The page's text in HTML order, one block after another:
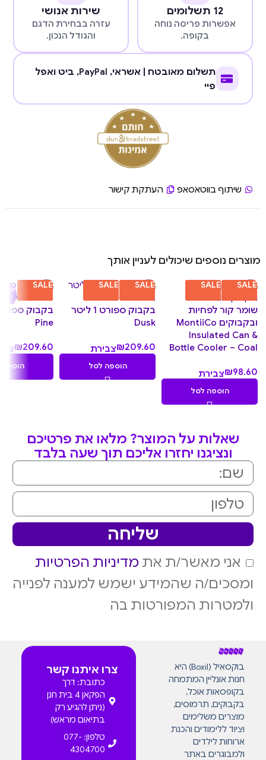
12 תשלומים
אפשרות פריסה נוחה
בקופה.
שירות אנושי
עזרה בבחירת הדגם
והגודל הנכון.
תשלום מאובטח | אשראי, PayPal, ביט ואפל
פיי
שיתוף בווטאסאפ העתקת קישור
מוצרים נוספים שיכולים לעניין אותך
SALE
SALE
שומר קור לפחיות
ובקבוקים MontiiCo
Insulated Can &
Bottle Cooler – Coal
₪98.60
צבירת
הוספה לסל
SALE
SALE
בקבוק ספורט 1 ליטר
Dusk
₪209.60
צבירת
20.96
הוספה לסל
SALE
Pine
₪209.60
הוספה
שאלות על המוצר? מלאו את פרטיכם
ונציגנו יחזרו אליכם תוך שעה בלבד
אני מאשר/ת את מדיניות הפרטיות
ומסכים/ה שהמידע ישמש למענה לפנייה
ולמטרות המפורטות בה
שליחה
בוקסאיל (Boxil) היא
חנות אונליין המתמחה
בקופסאות אוכל,
בקבוקים, תרמוסים,
מוצרים משלימים
וציוד ללימודים והכנת
ארוחות לילדים
ולמבוגרים באתר
צרו איתנו קשר
כתובת: דרך
הפקאן 4 בית חנן
(ניתן להגיע רק
בתיאום מראש)
טלפון: 077-
4304700